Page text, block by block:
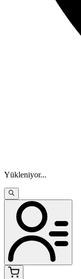
Yükleniyor...